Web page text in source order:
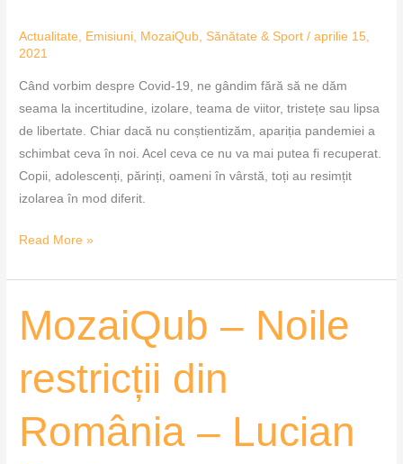
Actualitate, Emisiuni, MozaiQub, Sănătate & Sport /aprilie 15,
2021
Când vorbim despre Covid-19, ne gândim fără să ne dăm
seama la incertitudine, izolare, teama de viitor, tristețe sau lipsa
de libertate. Chiar dacă nu conștientizăm, apariția pandemiei a
schimbat ceva în noi. Acel ceva ce nu va mai putea fi recuperat.
Copii, adolescenți, părinți, oameni în vârstă, toți au resimțit
izolarea în mod diferit.
Read More »
MozaiQub – Noile
restricții din
România – Lucian
MozaiQub
restricții
România
–